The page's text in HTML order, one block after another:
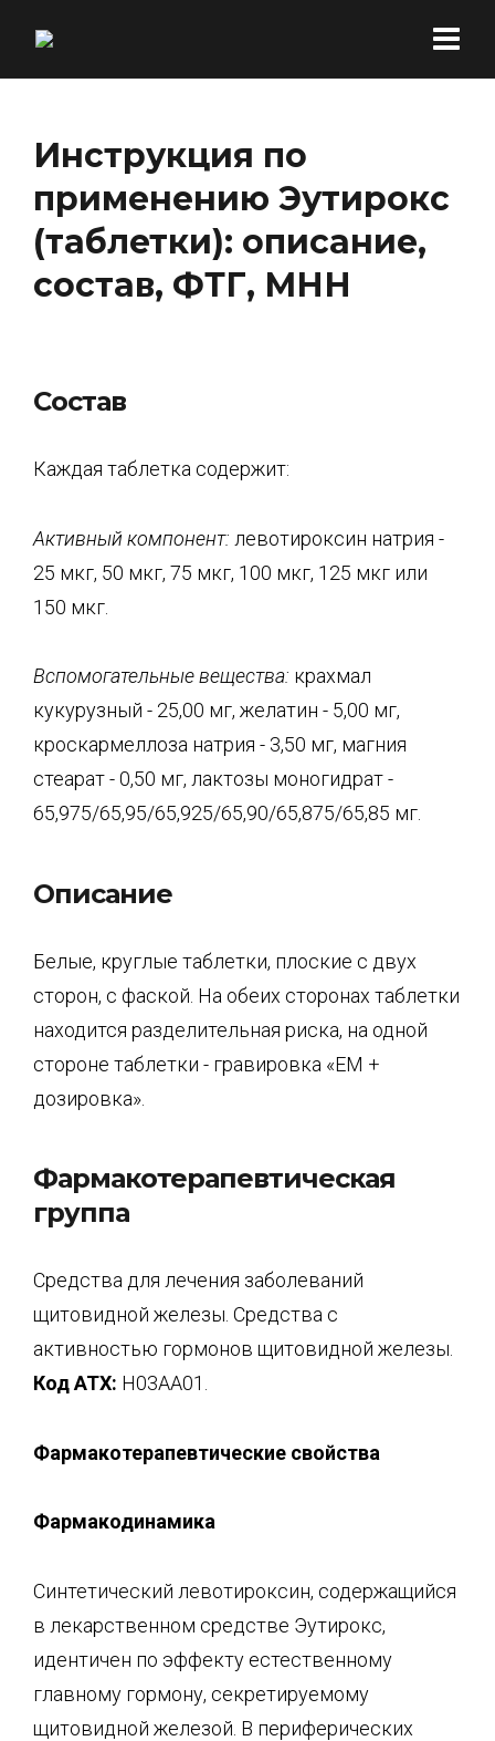
Инструкция по
применению Эутирокс
(таблетки): описание,
состав, ФТГ, МНН
Состав
Каждая таблетка содержит:
Активный компонент: левотироксин натрия -
25 мкг, 50 мкг, 75 мкг, 100 мкг, 125 мкг или
150 мкг.
Вспомогательные вещества: крахмал
кукурузный - 25,00 мг, желатин - 5,00 мг,
кроскармеллоза натрия - 3,50 мг, магния
стеарат - 0,50 мг, лактозы моногидрат -
65,975/65,95/65,925/65,90/65,875/65,85 мг.
Описание
Белые, круглые таблетки, плоские с двух
сторон, с фаской. На обеих сторонах таблетки
находится разделительная риска, на одной
стороне таблетки - гравировка «ЕМ +
дозировка».
Фармакотерапевтическая
группа
Средства для лечения заболеваний
щитовидной железы. Средства с
активностью гормонов щитовидной железы.
КодATX: Н03АА01.
Фармакотерапевтические свойства
Фармакодинамика
Синтетический левотироксин, содержащийся
в лекарственном средстве Эутирокс,
идентичен по эффекту естественному
главному гормону, секретируемому
щитовидной железой. В периферических